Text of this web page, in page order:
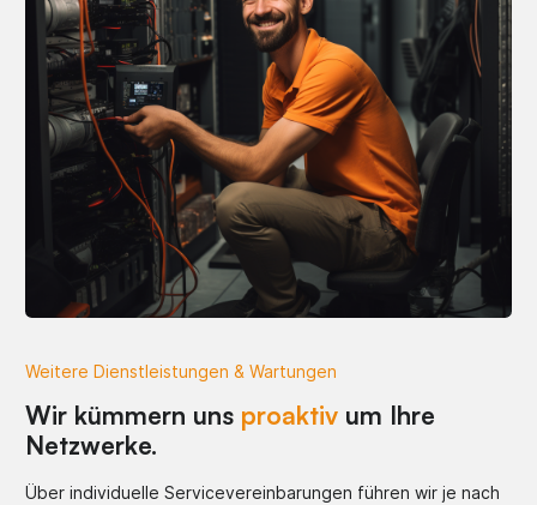
Weitere Dienstleistungen & Wartungen
Wir kümmern uns proaktivum Ihre
Netzwerke.
Über individuelle Servicevereinbarungen führen wir je nach